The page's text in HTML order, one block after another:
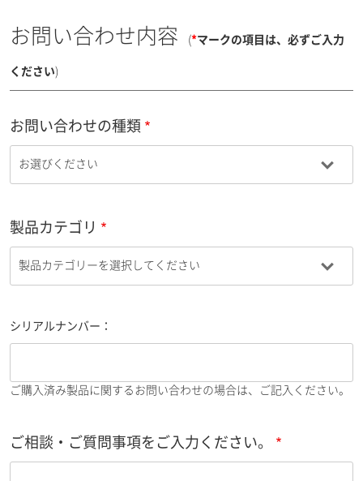
お問い合わせ内容 (*マークの項目は、必ずご入力
ください)
お問い合わせの種類
製品カテゴリ
シリアルナンバー：
ご購入済み製品に関するお問い合わせの場合は、ご記入ください。
ご相談・ご質問事項をご入力ください。